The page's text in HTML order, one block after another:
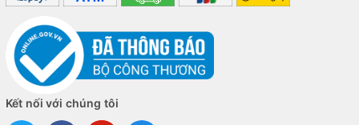
Kết nối với chúng tôi